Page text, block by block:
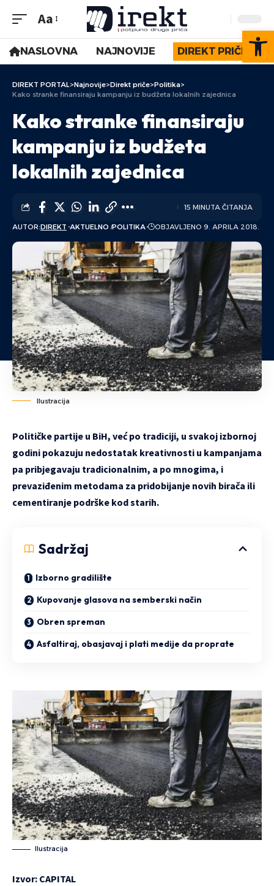
Aa
NASLOVNA NAJNOVIJE DIREKT PRIČE
DIREKT PORTAL>Najnovije>Direkt priče>Politika>
Kako stranke finansiraju kampanju iz budžeta lokalnih zajednica
Kako stranke finansiraju
kampanju iz budžeta
lokalnih zajednica
AUTOR:DIREKT AKTUELNO POLITIKA OBJAVLJENO 9. APRILA 2018.
15 MINUTA ČITANJA
Ilustracija
Političke partije u BiH, već po tradiciji, u svakoj izbornoj
godini pokazuju nedostatak kreativnosti u kampanjama
pa pribjegavaju tradicionalnim, a po mnogima, i
prevaziđenim metodama za pridobijanje novih birača ili
cementiranje podrške kod starih.
Sadržaj
Izborno gradilište
Kupovanje glasova na semberski način
Obren spreman
Asfaltiraj, obasjavaj i plati medije da proprate
Ilustracija
Izvor: CAPITAL